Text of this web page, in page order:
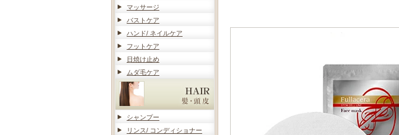
マッサージ
バストケア
ハンド/ ネイルケア
フットケア
日焼け止め
ムダ毛ケア
シャンプー
リンス/ コンディショナー